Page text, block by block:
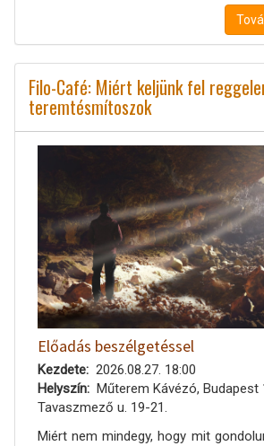
Filo-Café: Miért keljünk fel
teremtésmítoszok
Előadás beszélgetéssel
Kezdete
2026.08.27. 18:00
Helyszín
Műterem Kávézó, Budapest
Tavaszmező u. 19-21.
Miért nem mindegy, hogy mit